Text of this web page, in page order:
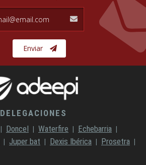
Enviar
DELEGACIONES
Doncel Waterfire
Echebarria
Juper bat Dexis Ibérica
Prosetra